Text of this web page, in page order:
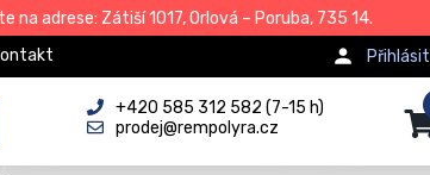
adrese: Zátiší 1017, Orlová – Poruba, 735 14.
Přihlásit
+420 585 312 582 (7-15 h)
prodej@rempolyra.cz